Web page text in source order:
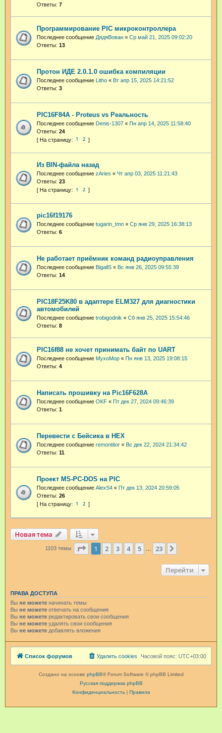
Ответы: 7
Программирование PIC микроконтроллера
Последнее сообщение ДядяВован « Ср май 21, 2025 09:02:20
Ответы: 13
Протон ИДЕ 2.0.1.0 ошибка компиляции
Последнее сообщение Litho « Вт апр 15, 2025 14:21:52
Ответы: 3
PIC16F84A - Proteus vs Реальность
Последнее сообщение Denis-1307 « Пн апр 14, 2025 11:58:40
Ответы: 24
1 2
Из BIN-файла назад
Последнее сообщение zAries « Чт апр 03, 2025 11:21:43
Ответы: 23
1 2
pic16f19176
Последнее сообщение tugarin_tmn « Ср янв 29, 2025 16:38:13
Ответы: 6
Не работает приёмник команд радиоуправления
Последнее сообщение BigallS « Вс янв 26, 2025 09:55:39
Ответы: 14
PIC18F25K80 в адаптере ELM327 для диагностики
автомобилей
Последнее сообщение trobigodnik « Сб янв 25, 2025 15:54:46
Ответы: 8
PIC16f88 не хочет принимать байт по UART
Последнее сообщение MyxoMop « Пн янв 13, 2025 19:08:15
Ответы: 4
Написать прошивку на Pic16F628A
Последнее сообщение OKF « Пт дек 27, 2024 09:46:39
Ответы: 1
Перевести с Бейсика в HEX
Последнее сообщение remontitor « Вс дек 22, 2024 21:34:42
Ответы: 11
Проект MS-PC-DOS на PIC
Последнее сообщение AlexS4 « Пт дек 13, 2024 20:59:05
Ответы: 26
1 2
Новая тема
1103 темы Страница из 23
1 2 3 4 5 23
Перейти
ПРАВА ДОСТУПА
Вы не можете начинать темы
Вы не можете отвечать на сообщения
Вы не можете редактировать свои сообщения
Вы не можете удалять свои сообщения
Вы не можете добавлять вложения
Список форумов Часовой пояс: UTC+03:00
Удалить cookies
Создано на основе phpBB® Forum Software © phpBB Limited
Русская поддержка phpBB
Конфиденциальность| Правила